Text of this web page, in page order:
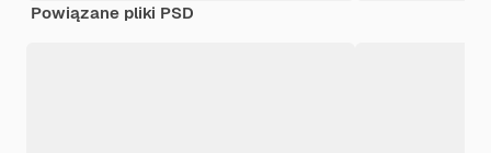
Powiązane pliki PSD